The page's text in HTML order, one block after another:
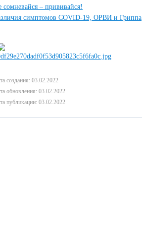
сомневайся – прививайся!
симптомов COVID-19, ОРВИ и Гриппа
создания: 03.02.2022
обновления: 03.02.2022
публикации: 03.02.2022